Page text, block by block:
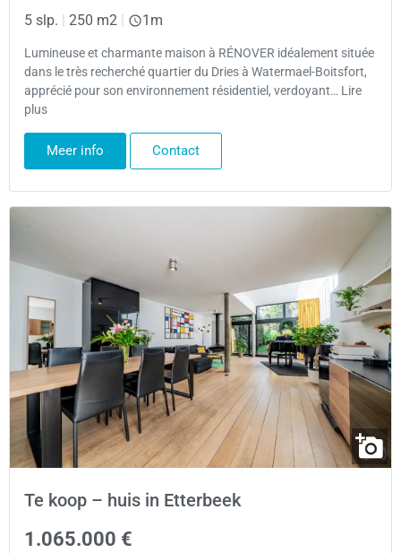
5 slp. | 250 m2 | 1m
Lumineuse et charmante maison à RÉNOVER idéalement située
dans le très recherché quartier du Dries à Watermael-Boitsfort,
apprécié pour son environnement résidentiel, verdoyant… Lire
plus
Meer info Contact
Te koop – huis in Etterbeek
1.065.000 €